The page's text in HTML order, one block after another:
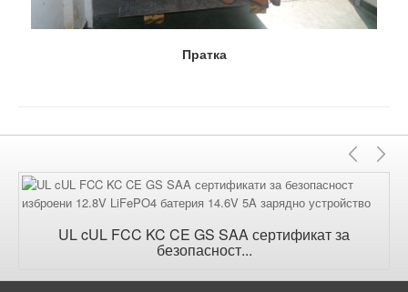
Пратка
UL cUL FCC KC CE GS SAA сертификат за
безопасност...